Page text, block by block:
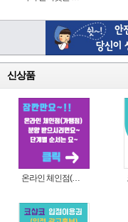
신상품
온라인 체인점(가맹점) 분양순서(필독)